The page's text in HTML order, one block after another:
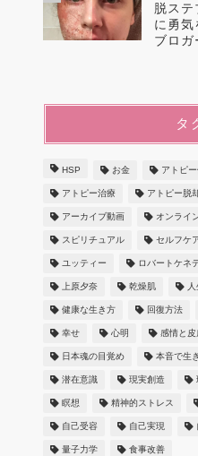
脱ス
に勇気
ブロガ
タ
HSP お金 アトピ
アトピー治療 アトピー脱
アーカイブ動画 オンライ
スピリチュアル セルフケ
ユッティー ロバートケネ
上原夕奈 乾燥肌
健康な生き方 回復方法
幸せ 心明 感情と皮
日本魂の目覚め 本音で生
潜在意識 現実創造
瞑想 精神的ストレス
自己受容 自己実現
量子力学 食事改善